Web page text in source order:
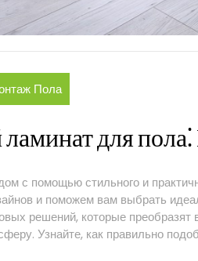
Пола
для
с помощью стильного и
и поможем вам выбрать
решений, которые
Узнайте, как правильно